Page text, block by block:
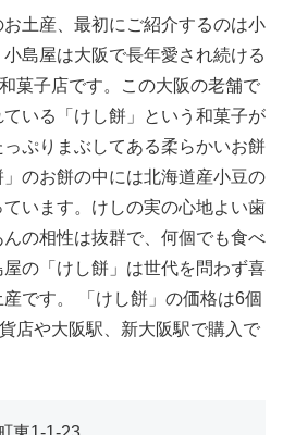
土産、最初にご紹介するのは小
島屋は大阪で長年愛され続ける
菓子店です。この大阪の老舗で
いる「けし餅」という和菓子が
ぷりまぶしてある柔らかいお餅
のお餅の中には北海道産小豆の
います。けしの実の心地よい歯
の相性は抜群で、何個でも食べ
の「けし餅」は世代を問わず喜
です。 「けし餅」の価格は6個
店や大阪駅、新大阪駅で購入で